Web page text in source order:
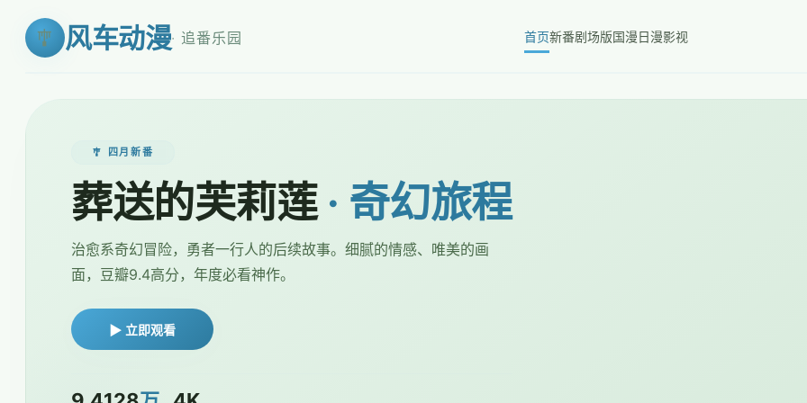
风车动漫· 追番乐园 首页新番剧场版国漫日漫影视
🎐 四月新番
葬送的芙莉莲 · 奇幻旅程
治愈系奇幻冒险，勇者一行人的后续故事。细腻的情感、唯美的画
面，豆瓣9.4高分，年度必看神作。
▶ 立即观看